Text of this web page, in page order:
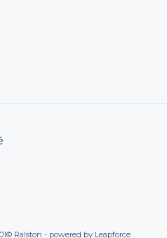
© Ralston - powered by Leapforce